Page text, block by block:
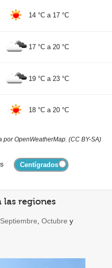
14 °C a 17 °C
17 °C a 20 °C
19 °C a 23 °C
18 °C a 20 °C
OpenWeatherMap. (CC BY-SA)
las regiones
Septiembre Octubre y